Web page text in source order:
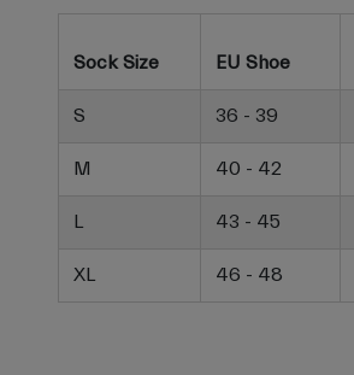
Sock Size EU Shoe
S 36 - 39
M 40 - 42
L 43 - 45
XL 46 - 48